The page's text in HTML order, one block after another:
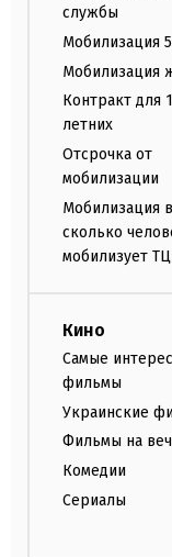
службы
Мобилизация
Мобилизация
Контракт для
летних
Отсрочка от
мобилизации
Мобилизация
сколько
мобилизует
Кино
Самые
фильмы
Украинские
Фильмы на
Комедии
Сериалы